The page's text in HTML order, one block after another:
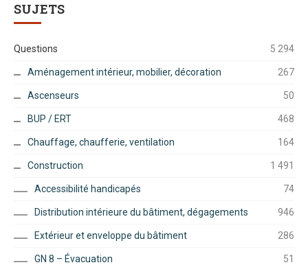
SUJETS
Questions 5 294
Aménagement intérieur, mobilier, décoration 267
Ascenseurs 50
BUP / ERT 468
Chauffage, chaufferie, ventilation 164
Construction 1 491
Accessibilité handicapés 74
Distribution intérieure du bâtiment, dégagements 946
Extérieur et enveloppe du bâtiment 286
GN 8 – Évacuation 51